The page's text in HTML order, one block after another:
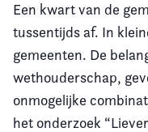
Kennis & Informatie
Vereniging
Contact
Een kwart van de
tussentijds af. In
gemeenten. De
wethouderschap,
onmogelijke
het onderzoek